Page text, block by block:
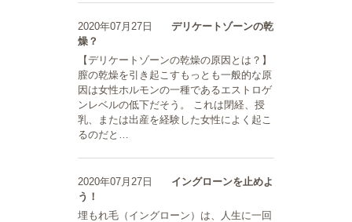
2020年07月27日
デリケートゾーンの乾
燥？
【デリケートゾーンの乾燥の原因とは？】
膣の乾燥を引き起こすもっとも一般的な原
因は女性ホルモンの一種であるエストロゲ
ンレベルの低下だそう。 これは閉経、授
乳、または出産を経験した女性によく起こ
るのだと…
2020年07月27日
イングローンを止めよ
う！
埋もれ毛（イングローン）は、人生に一回